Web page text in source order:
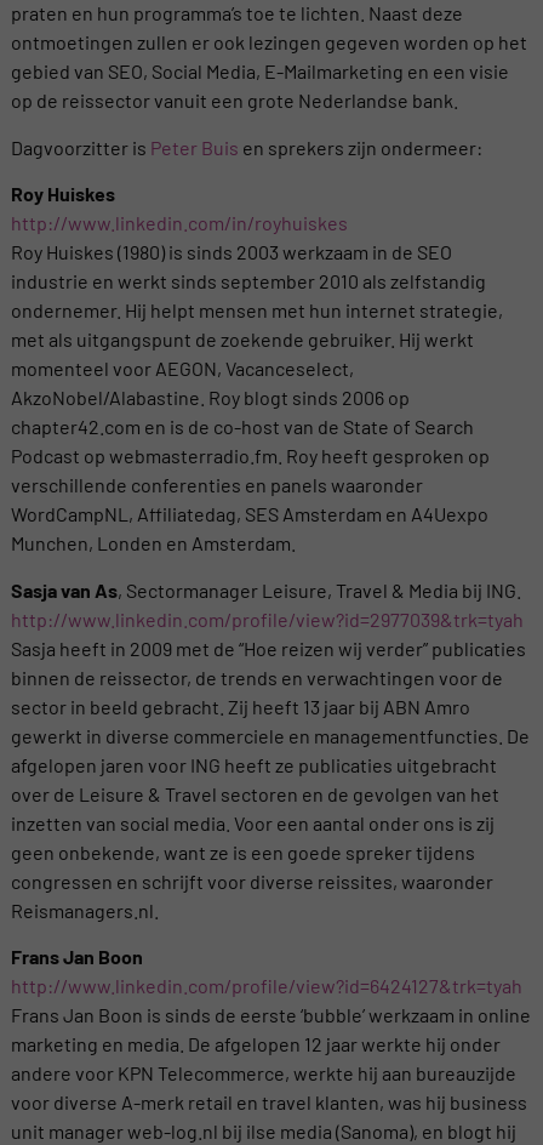
praten en hun programma’s toe te lichten. Naast deze
ontmoetingen zullen er ook lezingen gegeven worden op het
gebied van SEO, Social Media, E-Mailmarketing en een visie
op de reissector vanuit een grote Nederlandse bank.
Dagvoorzitter is Peter Buis en sprekers zijn ondermeer:
Roy Huiskes
http://www.linkedin.com/in/royhuiskes
Roy Huiskes (1980) is sinds 2003 werkzaam in de SEO
industrie en werkt sinds september 2010 als zelfstandig
ondernemer. Hij helpt mensen met hun internet strategie,
met als uitgangspunt de zoekende gebruiker. Hij werkt
momenteel voor AEGON, Vacanceselect,
AkzoNobel/Alabastine. Roy blogt sinds 2006 op
chapter42.com en is de co-host van de State of Search
Podcast op webmasterradio.fm. Roy heeft gesproken op
verschillende conferenties en panels waaronder
WordCampNL, Affiliatedag, SES Amsterdam en A4Uexpo
Munchen, Londen en Amsterdam.
Sasja van As, Sectormanager Leisure, Travel & Media bij ING.
http://www.linkedin.com/profile/view?id=2977039&trk=tyah
Sasja heeft in 2009 met de “Hoe reizen wij verder” publicaties
binnen de reissector, de trends en verwachtingen voor de
sector in beeld gebracht. Zij heeft 13 jaar bij ABN Amro
gewerkt in diverse commerciele en managementfuncties. De
afgelopen jaren voor ING heeft ze publicaties uitgebracht
over de Leisure & Travel sectoren en de gevolgen van het
inzetten van social media. Voor een aantal onder ons is zij
geen onbekende, want ze is een goede spreker tijdens
congressen en schrijft voor diverse reissites, waaronder
Reismanagers.nl.
Frans Jan Boon
http://www.linkedin.com/profile/view?id=6424127&trk=tyah
Frans Jan Boon is sinds de eerste ‘bubble’ werkzaam in online
marketing en media. De afgelopen 12 jaar werkte hij onder
andere voor KPN Telecommerce, werkte hij aan bureauzijde
voor diverse A-merk retail en travel klanten, was hij business
unit manager web-log.nl bij ilse media (Sanoma), en blogt hij